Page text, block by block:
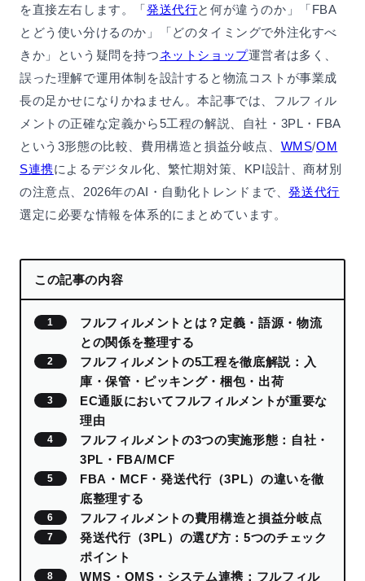
を直接左右します。「発送代行と何が違うのか」「FBA
とどう使い分けるのか」「どのタイミングで外注化すべ
きか」という疑問を持つネットショップ運営者は多く、
誤った理解で運用体制を設計すると物流コストが事業成
長の足かせになりかねません。本記事では、フルフィル
メントの正確な定義から5工程の解説、自社・3PL・FBA
という3形態の比較、費用構造と損益分岐点、 WMS/OM
S連携によるデジタル化、繁忙期対策、KPI設計、商材別
の注意点、2026年のAI・自動化トレンドまで、発送代行
選定に必要な情報を体系的にまとめています。
この記事の内容
フルフィルメントとは？定義・語源・物流
との関係を整理する
フルフィルメントの5工程を徹底解説：入
庫・保管・ピッキング・梱包・出荷
EC通販においてフルフィルメントが重要な
理由
フルフィルメントの3つの実施形態：自社・
3PL・FBA/MCF
FBA・MCF・発送代行（3PL）の違いを徹
底整理する
フルフィルメントの費用構造と損益分岐点
発送代行（3PL）の選び方：5つのチェック
ポイント
WMS・OMS・システム連携：フルフィル